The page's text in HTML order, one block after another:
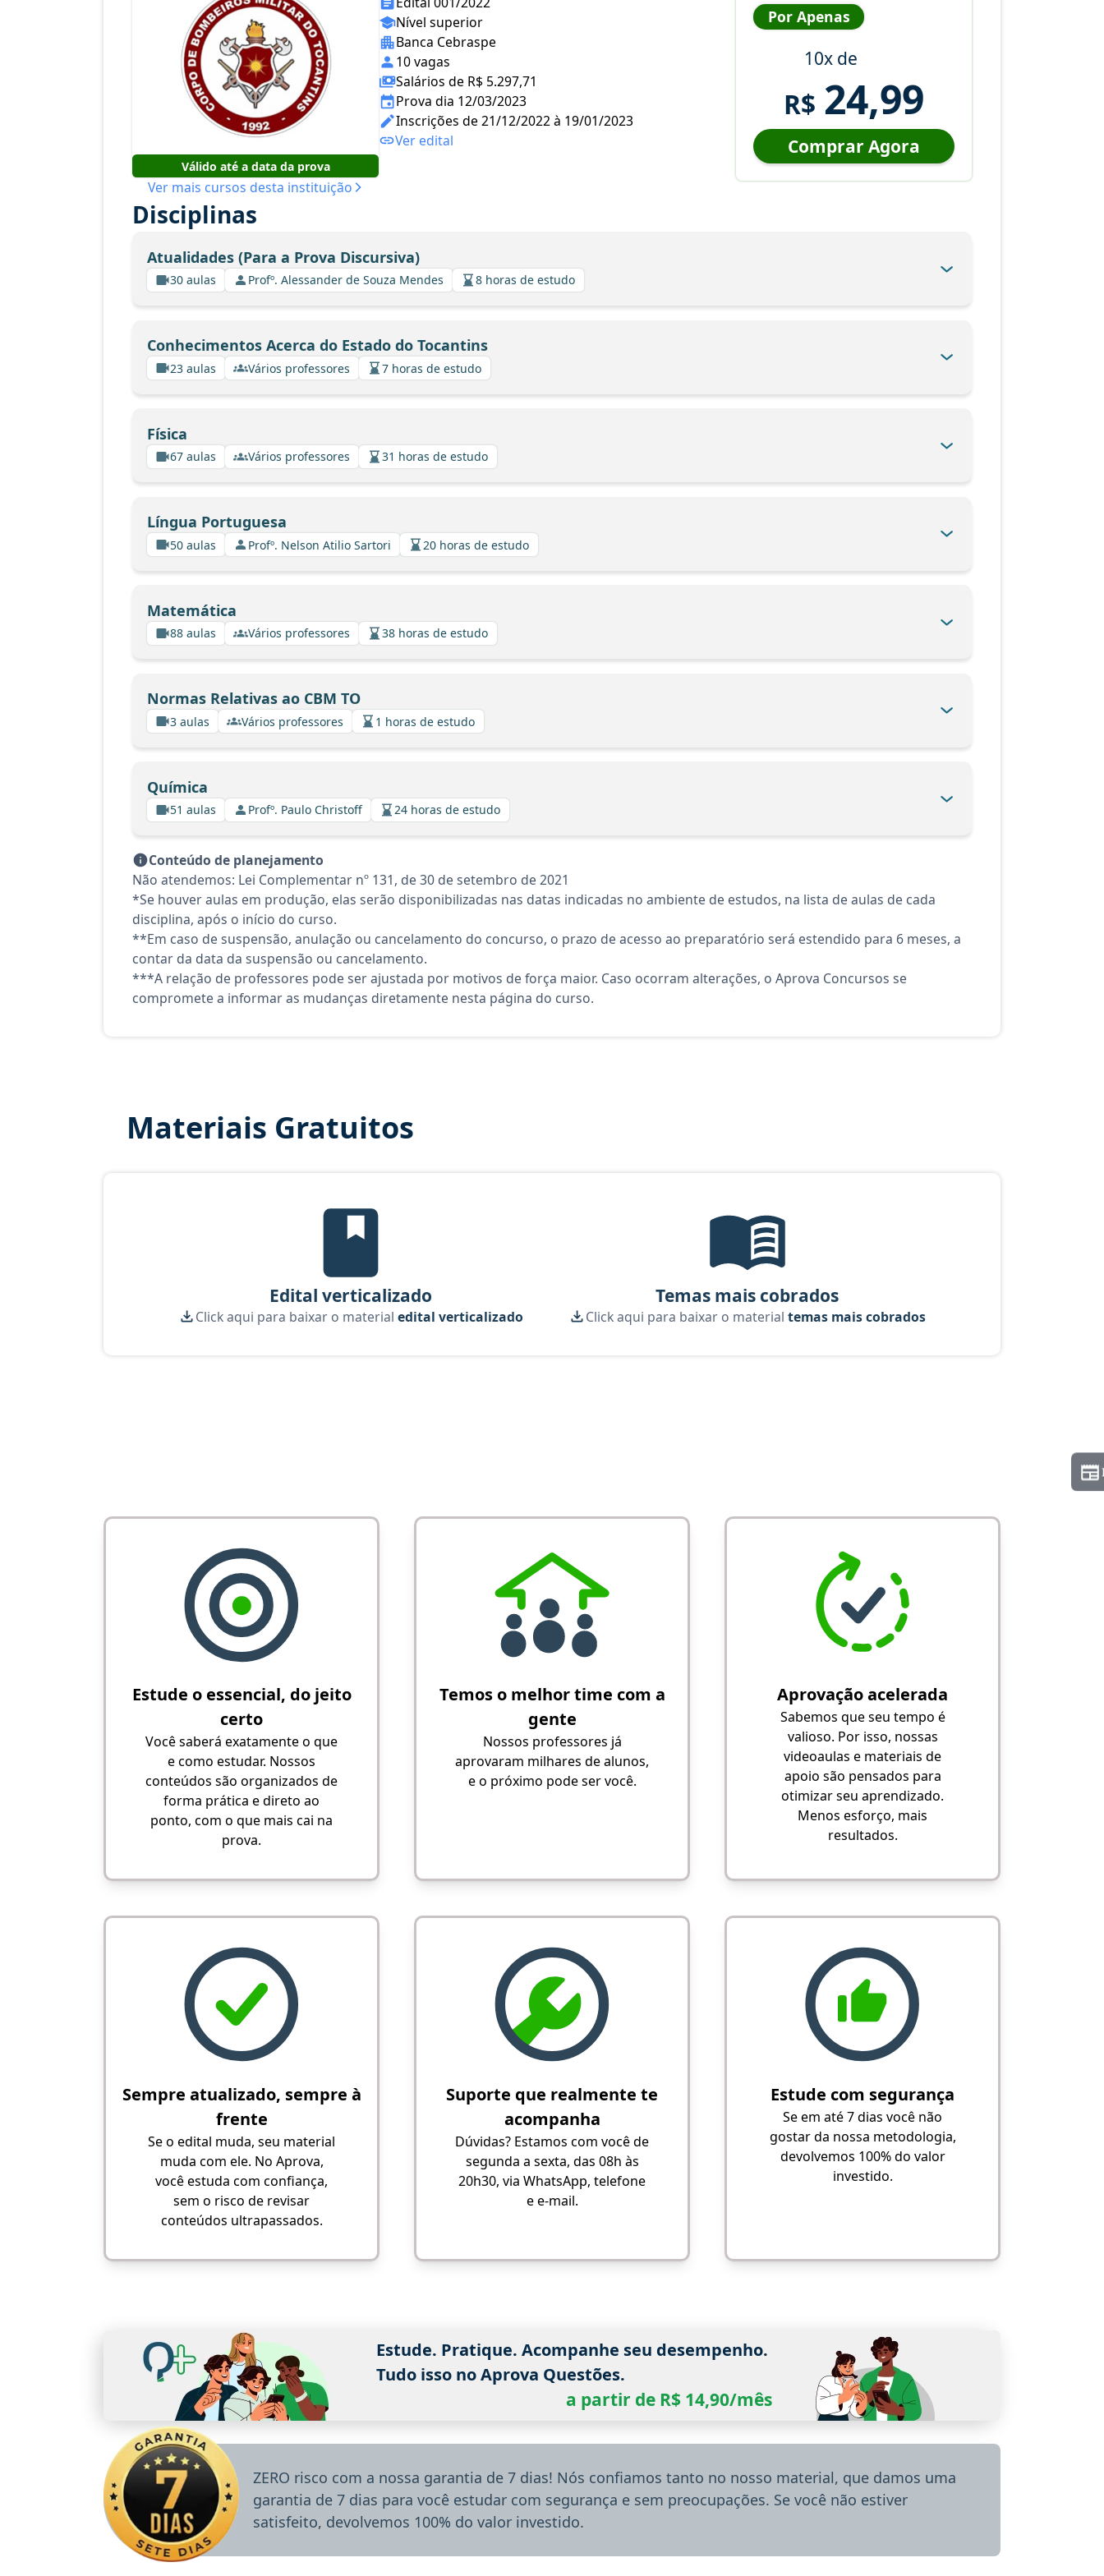
Válido até a data da prova
Ver mais cursos desta instituição
Nível superior
Banca Cebraspe
10 vagas
Salários de R$ 5.297,71
Prova dia 12/03/2023
Inscrições de 21/12/2022 à 19/01/2023
Ver edital
Por Apenas
10x de
R$ 24,99
Comprar Agora
Disciplinas
Atualidades (Para a Prova Discursiva)
30 aulas Profº. Alessander de Souza Mendes 8 horas de estudo
Conhecimentos Acerca do Estado do Tocantins
23 aulas Vários professores 7 horas de estudo
Física
67 aulas Vários professores 31 horas de estudo
Língua Portuguesa
50 aulas Profº. Nelson Atilio Sartori 20 horas de estudo
Matemática
88 aulas Vários professores 38 horas de estudo
Normas Relativas ao CBM TO
3 aulas Vários professores 1 horas de estudo
Química
51 aulas Profº. Paulo Christoff 24 horas de estudo
Conteúdo de planejamento
Não atendemos: Lei Complementar nº 131, de 30 de setembro de 2021
*Se houver aulas em produção, elas serão disponibilizadas nas datas indicadas no ambiente de estudos, na lista de aulas de cada
disciplina, após o início do curso.
**Em caso de suspensão, anulação ou cancelamento do concurso, o prazo de acesso ao preparatório será estendido para 6 meses, a
contar da data da suspensão ou cancelamento.
***A relação de professores pode ser ajustada por motivos de força maior. Caso ocorram alterações, o Aprova Concursos se
compromete a informar as mudanças diretamente nesta página do curso.
Materiais Gratuitos
Edital Verticalizado, material gratuito do Aprova Concursos para o curso Cadete
Edital verticalizado
Click aqui para baixar o material edital verticalizado
Temas mais cobrados
Click aqui para baixar o materialtemas mais cobrados
Estude o essencial, do jeito
certo
Você saberá exatamente o que
e como estudar. Nossos
conteúdos são organizados de
forma prática e direto ao
ponto, com o que mais cai na
prova.
Temos o melhor time com a
gente
Nossos professores já
aprovaram milhares de alunos,
e o próximo pode ser você.
Aprovação acelerada
Sabemos que seu tempo é
valioso. Por isso, nossas
videoaulas e materiais de
apoio são pensados para
otimizar seu aprendizado.
Menos esforço, mais
resultados.
Sempre atualizado, sempre à
frente
Se o edital muda, seu material
muda com ele. No Aprova,
você estuda com confiança,
sem o risco de revisar
conteúdos ultrapassados.
Suporte que realmente te
acompanha
Dúvidas? Estamos com você de
segunda a sexta, das 08h às
20h30, via WhatsApp, telefone
e e-mail.
Estude com segurança
Se em até 7 dias você não
gostar da nossa metodologia,
devolvemos 100% do valor
investido.
Estude. Pratique. Acompanhe seu desempenho.
Tudo isso no Aprova Questões.
a partir de R$ 14,90/mês
ZERO risco com a nossa garantia de 7 dias! Nós confiamos tanto no nosso material, que damos uma
garantia de 7 dias para você estudar com segurança e sem preocupações. Se você não estiver
satisfeito, devolvemos 100% do valor investido.